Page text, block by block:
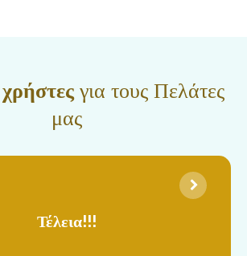
για τους Πελάτες
μας
Τέλεια!!!